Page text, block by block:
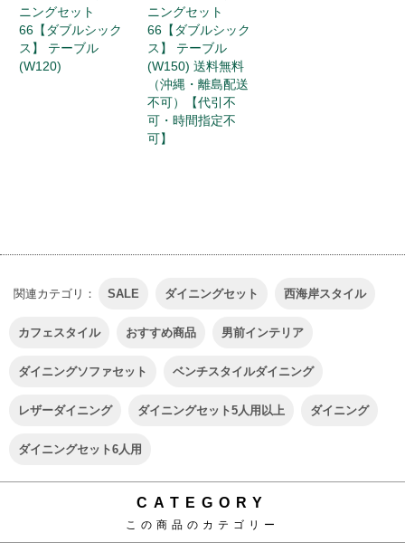
ニングセット
66【ダブルシック
ス】 テーブル
(W120)
ニングセット
66【ダブルシック
ス】 テーブル
(W150) 送料無料
（沖縄・離島配送
不可）【代引不
可・時間指定不
可】
関連カテゴリ： SALE ダイニングセット 西海岸スタイル
カフェスタイル おすすめ商品 男前インテリア
ダイニングソファセット ベンチスタイルダイニング
レザーダイニング ダイニングセット5人用以上 ダイニング
ダイニングセット6人用
CATEGORY
この商品のカテゴリー